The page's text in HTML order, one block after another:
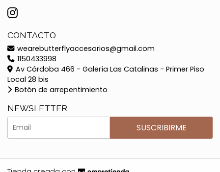
CONTACTO
wearebutterflyaccesorios@gmail.com
1150433998
Av Córdoba 466 - Galería Las Catalinas - Primer Piso
Local 28 bis
Botón de arrepentimiento
NEWSLETTER
SUSCRIBIRME